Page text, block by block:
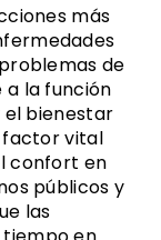
más
de
la función
el bienestar
factor vital
confort en
públicos y
las